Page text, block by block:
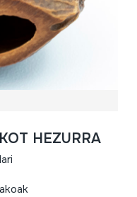
HEZURRA